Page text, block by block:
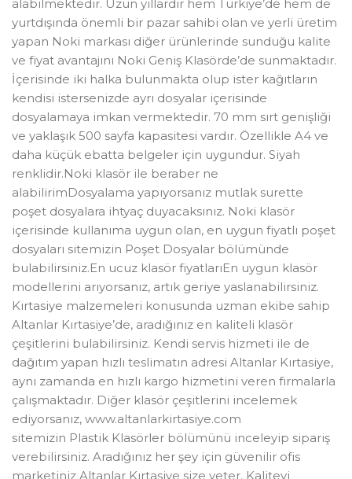
alabilmektedir. Uzun yıllardır hem Türkiye’de hem de
yurtdışında önemli bir pazar sahibi olan ve yerli üretim
yapan Noki markası diğer ürünlerinde sunduğu kalite
ve fiyat avantajını Noki Geniş Klasörde’de sunmaktadır.
İçerisinde iki halka bulunmakta olup ister kağıtların
kendisi istersenizde ayrı dosyalar içerisinde
dosyalamaya imkan vermektedir. 70 mm sırt genişliği
ve yaklaşık 500 sayfa kapasitesi vardır. Özellikle A4 ve
daha küçük ebatta belgeler için uygundur. Siyah
renklidir.Noki klasör ile beraber ne
alabilirimDosyalama yapıyorsanız mutlak surette
poşet dosyalara ihtyaç duyacaksınız. Noki klasör
içerisinde kullanıma uygun olan, en uygun fiyatlı poşet
dosyaları sitemizin Poşet Dosyalar bölümünde
bulabilirsiniz.En ucuz klasör fiyatlarıEn uygun klasör
modellerini arıyorsanız, artık geriye yaslanabilirsiniz.
Kırtasiye malzemeleri konusunda uzman ekibe sahip
Altanlar Kırtasiye’de, aradığınız en kaliteli klasör
çeşitlerini bulabilirsiniz. Kendi servis hizmeti ile de
dağıtım yapan hızlı teslimatın adresi Altanlar Kırtasiye,
aynı zamanda en hızlı kargo hizmetini veren firmalarla
çalışmaktadır. Diğer klasör çeşitlerini incelemek
ediyorsanız, www.altanlarkirtasiye.com
sitemizin Plastik Klasörler bölümünü inceleyip sipariş
verebilirsiniz. Aradığınız her şey için güvenilir ofis
marketiniz Altanlar Kırtasiye size yeter. Kaliteyi